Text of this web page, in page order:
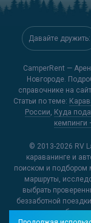
Давайте дружить:
CamperRent —
Новгороде.
справочнике на
Статьи по теме:
России, Куда
кемпинги
© 2013-2026 RV
караванинге и
поиском и подбором
маршруты,
выбрать
беззаботной
открыть для себя